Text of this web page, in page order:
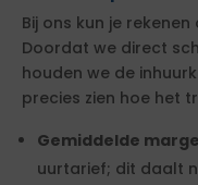
Bij ons kun je
Doordat we direct
houden we de
precies zien hoe het
Gemiddelde
uurtarief; dit daalt